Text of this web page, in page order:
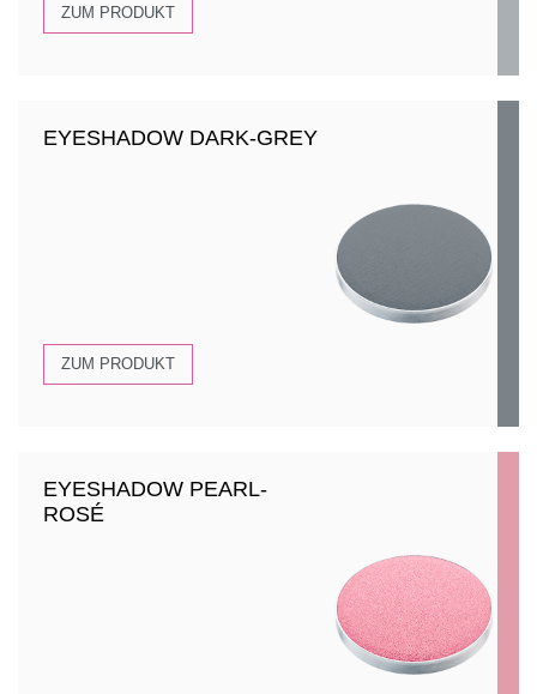
ZUM PRODUKT
EYESHADOW DARK-GREY
ZUM PRODUKT
EYESHADOW PEARL-
ROSÉ